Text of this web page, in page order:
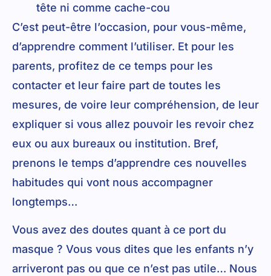
tête ni comme cache-cou
C’est peut-être l’occasion, pour vous-même,
d’apprendre comment l’utiliser. Et pour les
parents, profitez de ce temps pour les
contacter et leur faire part de toutes les
mesures, de voire leur compréhension, de leur
expliquer si vous allez pouvoir les revoir chez
eux ou aux bureaux ou institution. Bref,
prenons le temps d’apprendre ces nouvelles
habitudes qui vont nous accompagner
longtemps…
Vous avez des doutes quant à ce port du
masque ? Vous vous dites que les enfants n’y
arriveront pas ou que ce n’est pas utile… Nous